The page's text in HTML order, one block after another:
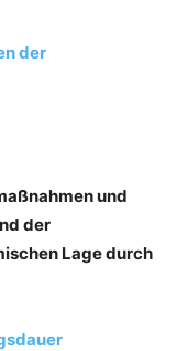
der
und
der
Lage durch